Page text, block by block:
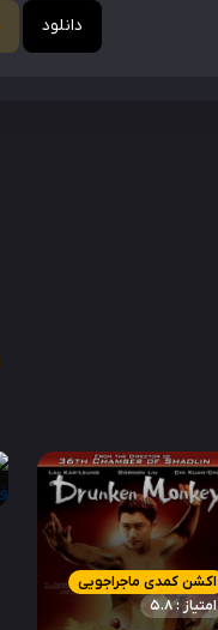
دانلود
اکشن کمدی ماجراجویی
امتیاز : 5.8